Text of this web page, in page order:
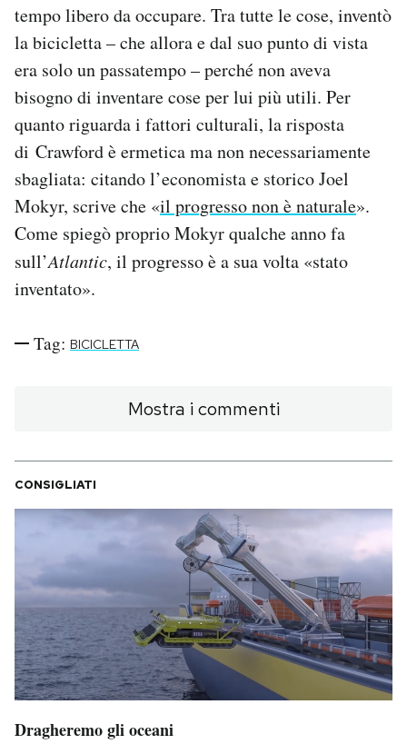
tempo libero da occupare. Tra tutte le cose, inventò
la bicicletta – che allora e dal suo punto di vista
era solo un passatempo – perché non aveva
bisogno di inventare cose per lui più utili. Per
quanto riguarda i fattori culturali, la risposta
di Crawford è ermetica ma non necessariamente
sbagliata: citando l’economista e storico Joel
Mokyr, scrive che «il progresso non è naturale».
Come spiegò proprio Mokyr qualche anno fa
sull’Atlantic, il progresso è a sua volta «stato
inventato».
Tag: BICICLETTA
Mostra i commenti
CONSIGLIATI
Dragheremo gli oceani